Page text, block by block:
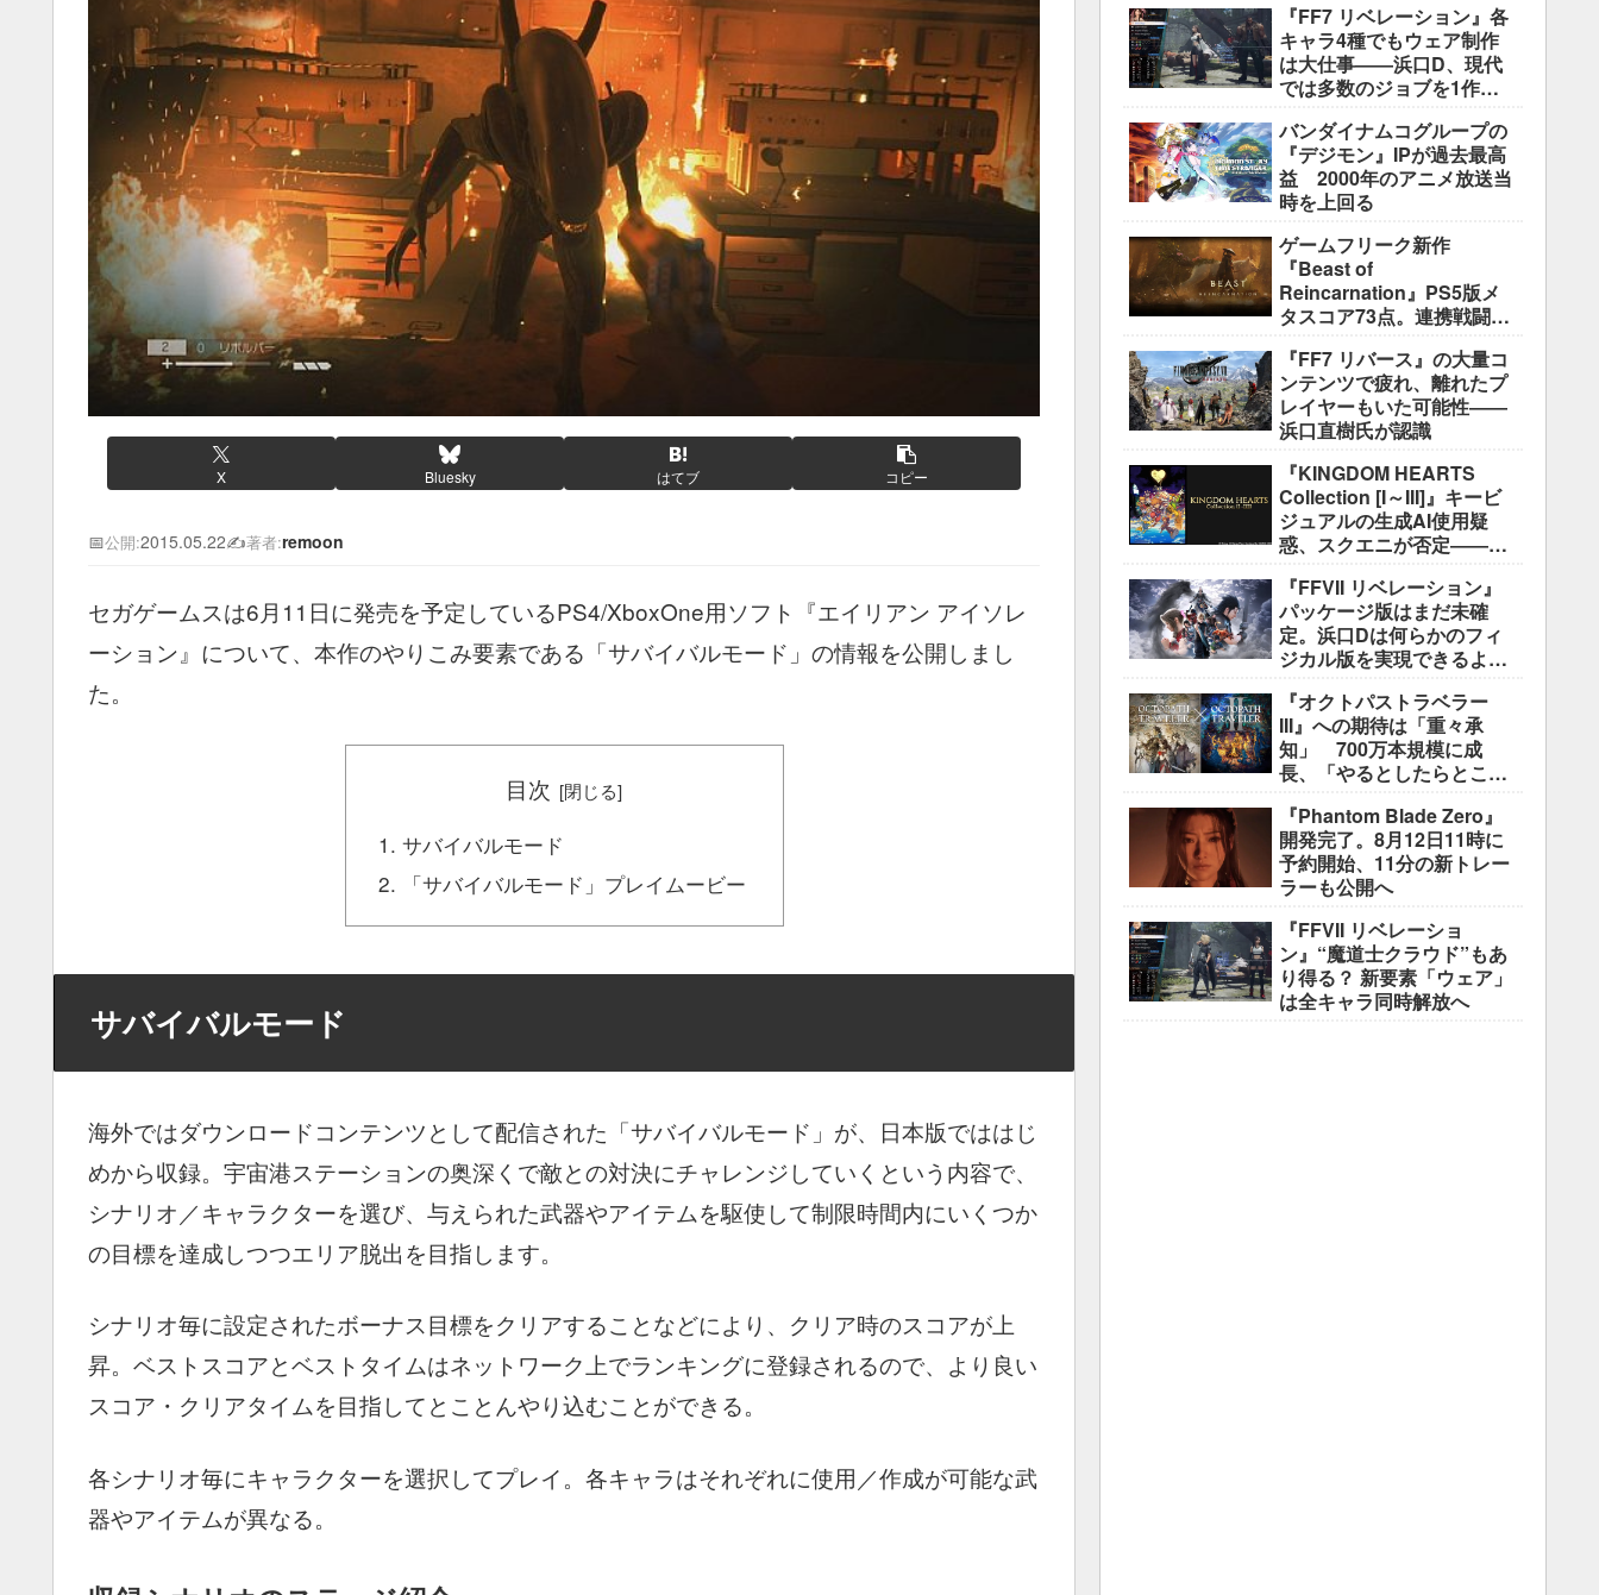
X Bluesky はてブ コピー
📅公開:2015.05.22✍️著者:remoon
セガゲームスは6月11日に発売を予定しているPS4/XboxOne用ソフト『エイリアン アイソレ
ーション』について、本作のやりこみ要素である「サバイバルモード」の情報を公開しまし
た。
目次
サバイバルモード
「サバイバルモード」プレイムービー
サバイバルモード
海外ではダウンロードコンテンツとして配信された「サバイバルモード」が、日本版でははじ
めから収録。宇宙港ステーションの奥深くで敵との対決にチャレンジしていくという内容で、
シナリオ／キャラクターを選び、与えられた武器やアイテムを駆使して制限時間内にいくつか
の目標を達成しつつエリア脱出を目指します。
シナリオ毎に設定されたボーナス目標をクリアすることなどにより、クリア時のスコアが上
昇。ベストスコアとベストタイムはネットワーク上でランキングに登録されるので、より良い
スコア・クリアタイムを目指してとことんやり込むことができる。
各シナリオ毎にキャラクターを選択してプレイ。各キャラはそれぞれに使用／作成が可能な武
器やアイテムが異なる。
で」
『FF7 リベレーション』各
キャラ4種でもウェア制作
は大仕事――浜口D、現代
では多数のジョブを1作に
説明
バンダイナムコグループの
『デジモン』IPが過去最高
益 2000年のアニメ放送当
時を上回る
ゲームフリーク新作
『Beast of
Reincarnation』PS5版メ
タスコア73点。連携戦闘は
き”には不満
『FF7 リバース』の大量コ
ンテンツで疲れ、離れたプ
レイヤーもいた可能性――
浜口直樹氏が認識
『KINGDOM HEARTS
Collection [I～III]』キービ
ジュアルの生成AI使用疑
惑、スクエニが否定――不
ス」
『FFVII リベレーション』
パッケージ版はまだ未確
定。浜口Dは何らかのフィ
ジカル版を実現できるよう
『オクトパストラベラー
III』への期待は「重々承
知」 700万本規模に成
長、「やるとしたらとこと
『Phantom Blade Zero』
開発完了。8月12日11時に
予約開始、11分の新トレー
ラーも公開へ
『FFVII リベレーショ
ン』“魔道士クラウド”もあ
り得る？ 新要素「ウェア」
は全キャラ同時解放へ